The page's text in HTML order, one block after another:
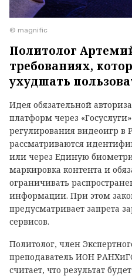
© magnific
Политолог
требованиях,
ухудшать
Идея обязательной
платформ через
регулирования видеоигр в
рассматриваются
или через Единую
маркировка контента и
ограничивать
информации. При этом
предусматривает запрета
сервисов.
Политолог, член
преподаватель ИОН
считает, что результат